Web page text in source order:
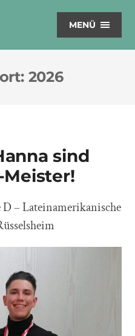
MENÜ
2026
sind
Meister!
– Lateinamerikanische